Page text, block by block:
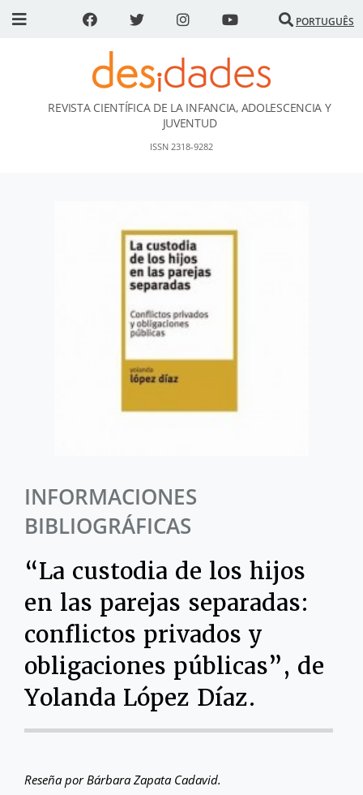
PORTUGUÊS
DESidades
REVISTA CIENTÍFICA DE LA INFANCIA, ADOLESCENCIA Y
JUVENTUD
ISSN 2318-9282
INFORMACIONES
BIBLIOGRÁFICAS
“La custodia de los hijos
en las parejas separadas:
conflictos privados y
obligaciones públicas”, de
Yolanda López Díaz.
Reseña por Bárbara Zapata Cadavid.